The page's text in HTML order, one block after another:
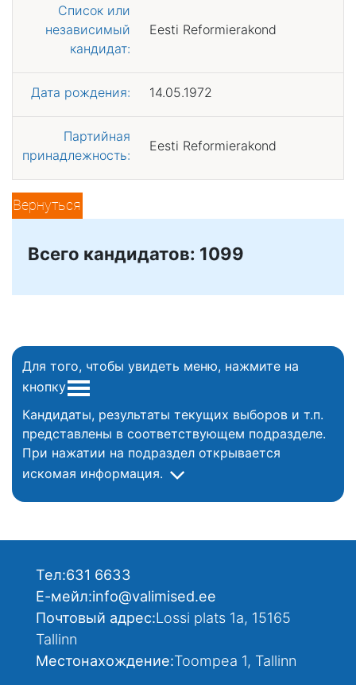
Список или
независимый
кандидат:
Eesti Reformierakond
Дата рождения: 14.05.1972
Партийная
принадлежность:
Eesti Reformierakond
Вернуться
Всего кандидатов: 1099
Для того, чтобы увидеть меню, нажмите на
кнопку
Кандидаты, результаты текущих выборов и т.п.
представлены в соответствующем подразделе.
При нажатии на подраздел открывается
искомая информация.
Тел:631 6633
Е-мейл:info@valimised.ee
Почтовый адрес:Lossi plats 1a, 15165
Tallinn
Местонахождение:Toompea 1, Tallinn